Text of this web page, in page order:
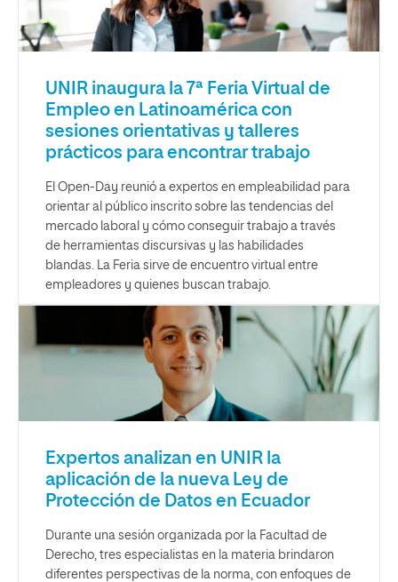
UNIR inaugura la 7ª Feria Virtual de
Empleo en Latinoamérica con
sesiones orientativas y talleres
prácticos para encontrar trabajo
El Open-Day reunió a expertos en empleabilidad para
orientar al público inscrito sobre las tendencias del
mercado laboral y cómo conseguir trabajo a través
de herramientas discursivas y las habilidades
blandas. La Feria sirve de encuentro virtual entre
empleadores y quienes buscan trabajo.
Expertos analizan en UNIR la
aplicación de la nueva Ley de
Protección de Datos en Ecuador
Durante una sesión organizada por la Facultad de
Derecho, tres especialistas en la materia brindaron
diferentes perspectivas de la norma, con enfoques de